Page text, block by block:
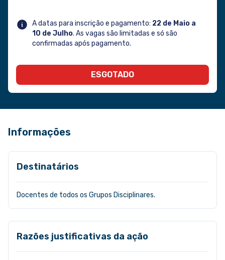
A datas para inscrição e pagamento: 22 de Maio a
10 de Julho. As vagas são limitadas e só são
confirmadas após pagamento.
ESGOTADO
Informações
Destinatários
Docentes de todos os Grupos Disciplinares.
Razões justificativas da ação